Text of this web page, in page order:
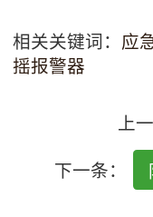
相关关键词： 应
摇报警器
上
下一条：